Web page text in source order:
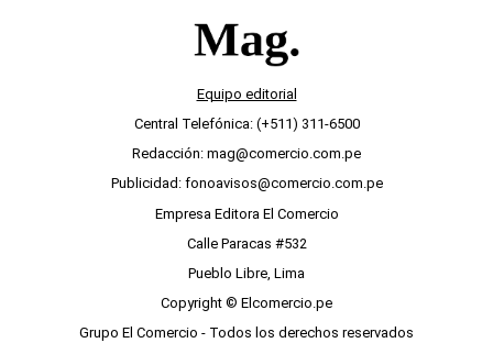
Equipo editorial
Central Telefónica: (+511) 311-6500
Redacción: mag@comercio.com.pe
Publicidad: fonoavisos@comercio.com.pe
Empresa Editora El Comercio
Calle Paracas #532
Pueblo Libre, Lima
Copyright © Elcomercio.pe
Grupo El Comercio - Todos los derechos reservados